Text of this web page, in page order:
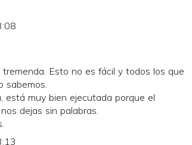
Esto no es fácil y todos los que
sabemos.
está muy bien ejecutada porque el
dejas sin palabras.